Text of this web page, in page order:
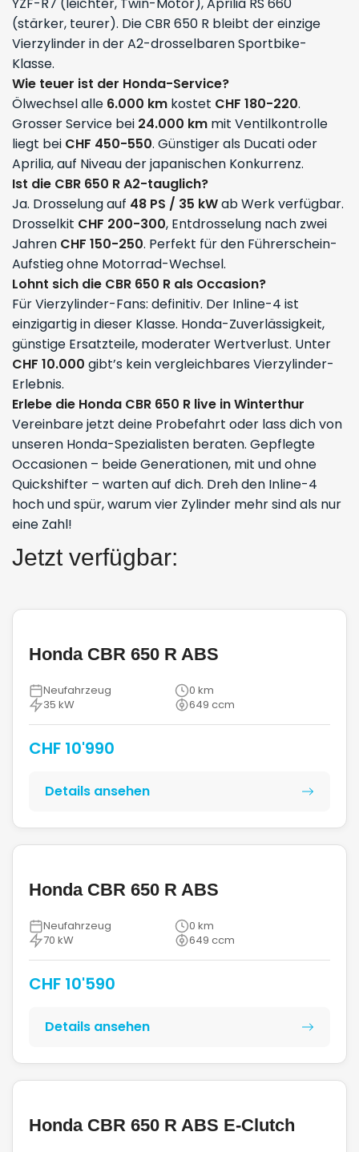
(stärker, teurer). Die CBR 650 R bleibt der einzige
Vierzylinder in der A2-drosselbaren Sportbike-
Klasse.
Wie teuer ist der Honda-Service?
Ölwechsel alle 6.000 km kostet CHF 180-220.
Grosser Service bei 24.000 km mit Ventilkontrolle
liegt bei CHF 450-550. Günstiger als Ducati oder
Aprilia, auf Niveau der japanischen Konkurrenz.
Ist die CBR 650 R A2-tauglich?
Ja. Drosselung auf 48 PS / 35 kWab Werk verfügbar.
Drosselkit CHF 200-300, Entdrosselung nach zwei
Jahren CHF 150-250. Perfekt für den Führerschein-
Aufstieg ohne Motorrad-Wechsel.
Lohnt sich die CBR 650 R als Occasion?
Für Vierzylinder-Fans: definitiv. Der Inline-4 ist
einzigartig in dieser Klasse. Honda-Zuverlässigkeit,
günstige Ersatzteile, moderater Wertverlust. Unter
CHF 10.000 gibt’s kein vergleichbares Vierzylinder-
Erlebnis.
Erlebe die Honda CBR 650 R live in Winterthur
Vereinbare jetzt deine Probefahrt oder lass dich von
unseren Honda-Spezialisten beraten. Gepflegte
Occasionen – beide Generationen, mit und ohne
Quickshifter – warten auf dich. Dreh den Inline-4
hoch und spür, warum vier Zylinder mehr sind als nur
eine Zahl!
Jetzt verfügbar:
Honda CBR 650 R ABS
Neufahrzeug
0 km
35 kW
649 ccm
CHF 10'990
Details ansehen
Honda CBR 650 R ABS
Neufahrzeug
0 km
70 kW
649 ccm
CHF 10'590
Details ansehen
Honda CBR 650 R ABS E-Clutch